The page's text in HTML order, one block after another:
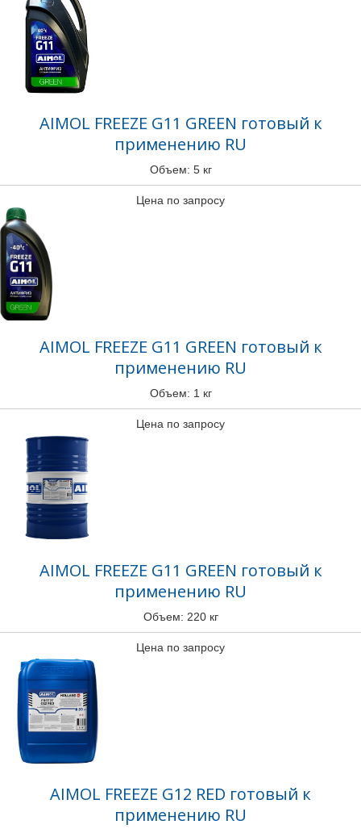
AIMOL FREEZE G11 GREEN готовый к
применению RU
Объем: 5 кг
Цена по запросу
AIMOL FREEZE G11 GREEN готовый к
применению RU
Объем: 1 кг
Цена по запросу
AIMOL FREEZE G11 GREEN готовый к
применению RU
Объем: 220 кг
Цена по запросу
AIMOL FREEZE G12 RED готовый к
применению RU